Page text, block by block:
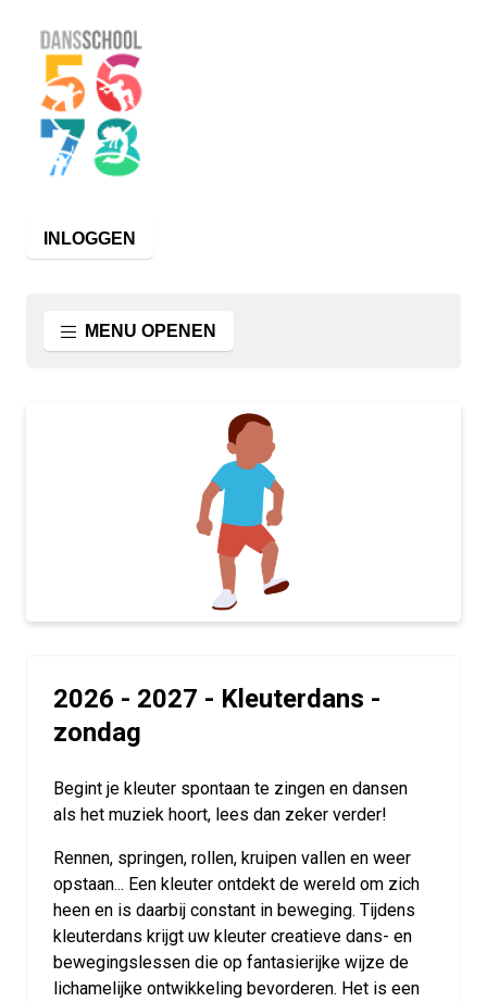
INLOGGEN
MENU OPENEN
2026 - 2027 - Kleuterdans -
zondag
Begint je kleuter spontaan te zingen en dansen
als het muziek hoort, lees dan zeker verder!
Rennen, springen, rollen, kruipen vallen en weer
opstaan... Een kleuter ontdekt de wereld om zich
heen en is daarbij constant in beweging. Tijdens
kleuterdans krijgt uw kleuter creatieve dans- en
bewegingslessen die op fantasierijke wijze de
lichamelijke ontwikkeling bevorderen. Het is een